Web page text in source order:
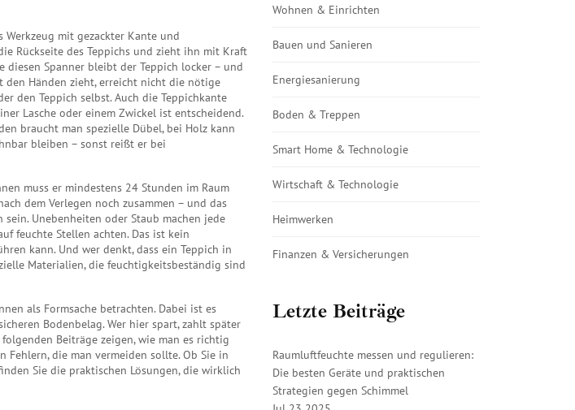
Werkzeug mit gezackter Kante und
Rückseite des Teppichs und zieht ihn mit Kraft
diesen Spanner bleibt der Teppich locker – und
den Händen zieht, erreicht nicht die nötige
den Teppich selbst. Auch die Teppichkante
Lasche oder einem Zwickel ist entscheidend.
braucht man spezielle Dübel, bei Holz kann
bleiben – sonst reißt er bei
muss er mindestens 24 Stunden im Raum
dem Verlegen noch zusammen – und das
Unebenheiten oder Staub machen jede
feuchte Stellen achten. Das ist kein
kann. Und wer denkt, dass ein Teppich in
Materialien, die feuchtigkeitsbeständig sind
als Formsache betrachten. Dabei ist es
Bodenbelag. Wer hier spart, zahlt später
Beiträge zeigen, wie man es richtig
die man vermeiden sollte. Ob Sie in
Sie die praktischen Lösungen, die wirklich
Wohnen & Einrichten
Bauen und Sanieren
Energiesanierung
Boden & Treppen
Smart Home & Technologie
Wirtschaft & Technologie
Heimwerken
Finanzen & Versicherungen
Letzte Beiträge
Raumluftfeuchte messen und regulieren:
Die besten Geräte und praktischen
Strategien gegen Schimmel